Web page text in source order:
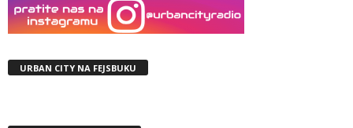
URBAN CITY NA FEJSBUKU